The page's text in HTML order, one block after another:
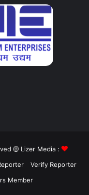
@ Lizer Media :
Verify Reporter
Member